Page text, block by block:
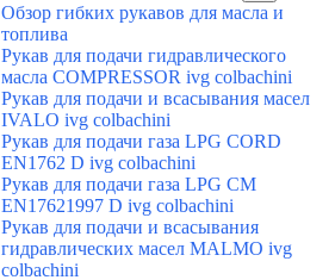
Обзор гибких рукавов для масла и
топлива
Рукав для подачи гидравлического
масла COMPRESSOR ivg colbachini
Рукав для подачи и всасывания масел
IVALO ivg colbachini
Рукав для подачи газа LPG CORD
EN1762 D ivg colbachini
Рукав для подачи газа LPG CM
EN17621997 D ivg colbachini
Рукав для подачи и всасывания
гидравлических масел MALMO ivg
colbachini